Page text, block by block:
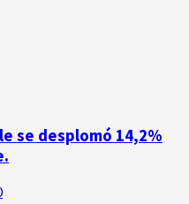
se desplomó 14,2%